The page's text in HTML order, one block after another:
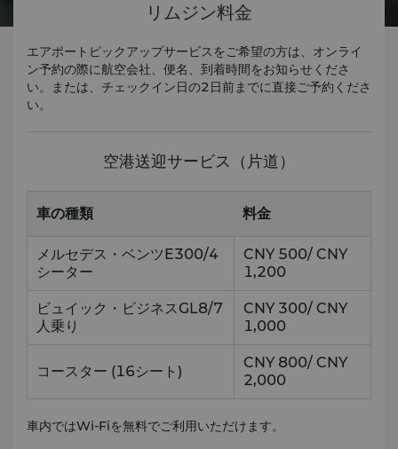
リムジン料金
エアポートピックアップサービスをご希望の方は、オンライ
ン予約の際に航空会社、便名、到着時間をお知らせくださ
い。または、チェックイン日の2日前までに直接ご予約くださ
い。
空港送迎サービス（片道）
車の種類 料金
メルセデス・ベンツE300/4
シーター
CNY 500/ CNY
1,200
ビュイック・ビジネスGL8/7
人乗り
CNY 300/ CNY
1,000
コースター (16シート)
CNY 800/ CNY
2,000
車内ではWi-Fiを無料でご利用いただけます。